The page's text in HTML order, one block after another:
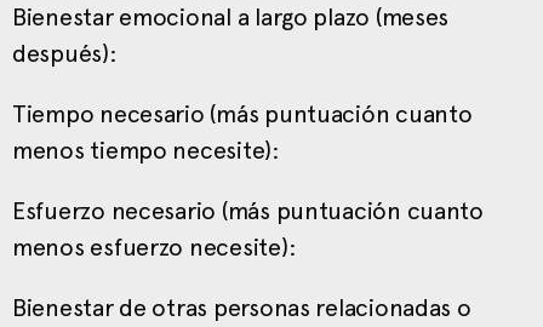
Bienestar emocional a largo plazo (meses
después):
Tiempo necesario (más puntuación cuanto
menos tiempo necesite):
Esfuerzo necesario (más puntuación cuanto
menos esfuerzo necesite):
Bienestar de otras personas relacionadas o